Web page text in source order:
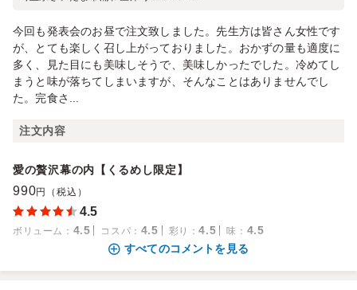
今回も発表会のお昼で注文致しました。先生方は皆さん女性です
が、とても楽しく召し上がっておりました。おかずの量も適度に
多く、見た目にも美味しそうで、美味しかったでした。冷めてし
まうと味が落ちてしまいますが、そんなことはありませんでし
た。完食さ...
注文内容
愛の贅沢幕の内【くるめし限定】
990円（税込）
4.5
ボリューム ： 4.5 コスパ ： 4.5 彩り ：4.5 味 ： 4.5
すべてのコメントを見る